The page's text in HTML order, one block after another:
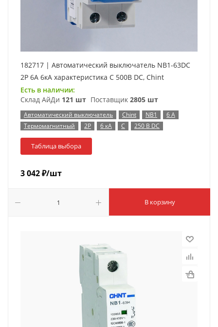
182717 | Автоматический выключатель NB1-63DC
2P 6А 6кА характеристика C 500В DC, Chint
Есть в наличии:
Склад АйДи 121 шт Поставщик 2805 шт
Автоматический выключатель Chint NB1
6 А
Термомагнитный
2P 6 кА C 250 В DC
Таблица выбора
3 042₽/шт
В корзину